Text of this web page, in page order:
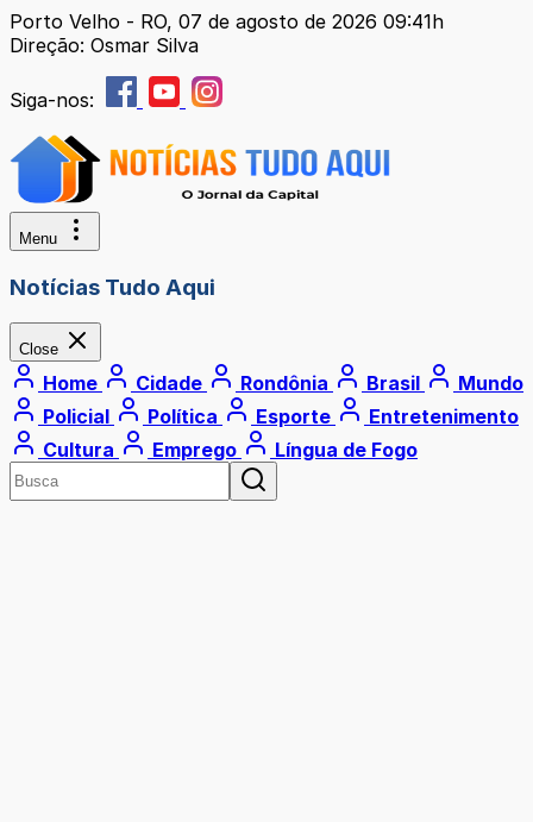
Porto Velho - RO, 07 de agosto de 2026 09:41h
Direção: Osmar Silva
Siga-nos:
Menu
Notícias Tudo Aqui
Close
Home Cidade Rondônia Brasil
Mundo
Policial
Política Esporte
Entretenimento
Cultura
Emprego Língua de Fogo